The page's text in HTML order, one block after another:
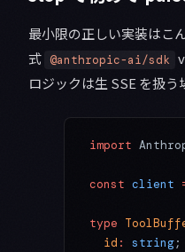
最小限の正しい実装はこ
式 @anthropic-ai/sdk
ロジックは生 SSE を扱う
import
const client
type
  id
: string;